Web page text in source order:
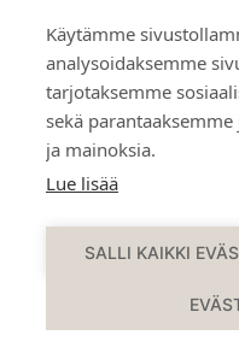
Käytämme
analysoidaksemme
tarjotaksemme
sekä
ja mainoksia.
Lue lisää
SALLI KAIKKI